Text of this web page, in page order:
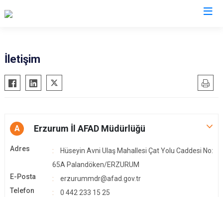
İletişim
A Erzurum İl AFAD Müdürlüğü
Adres
Hüseyin Avni Ulaş Mahallesi Çat Yolu Caddesi No:
65A Palandöken/ERZURUM
E-Posta
erzurummdr@afad.gov.tr
Telefon
0 442 233 15 25